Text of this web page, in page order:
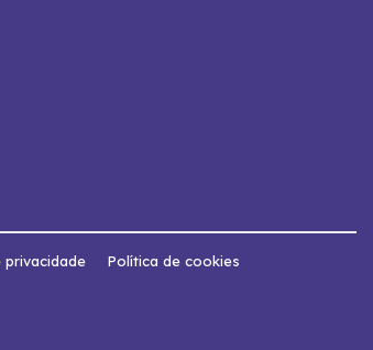
privacidade Política de cookies